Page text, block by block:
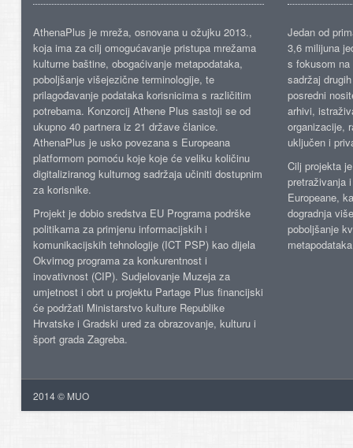
AthenaPlus je mreža, osnovana u ožujku 2013.,
koja ima za cilj omogućavanje pristupa mrežama
kulturne baštine, obogaćivanje metapodataka,
poboljšanje višejezične terminologije, te
prilagođavanje podataka korisnicima s različitim
potrebama. Konzorcij Athene Plus sastoji se od
ukupno 40 partnera iz 21 države članice.
AthenaPlus je usko povezana s Europeana
platformom pomoću koje koje će veliku količinu
digitaliziranog kulturnog sadržaja učiniti dostupnim
za korisnike.
Projekt je dobio sredstva EU Programa podrške
politikama za primjenu informacijskih i
komunikacijskih tehnologije (ICT PSP) kao dijela
Okvirnog programa za konkurentnost i
inovativnost (CIP). Sudjelovanje Muzeja za
umjetnost i obrt u projektu Partage Plus financijski
će podržati Ministarstvo kulture Republike
Hrvatske i Gradski ured za obrazovanje, kulturu i
šport grada Zagreba.
Jedan od
3,6 milijuna
s fokusom
sadržaj
posredni
arhivi,
organizacije,
uključen i
Cilj projekta
pretraživanja
Europeane,
dogradnja
poboljšanje
2014 © MUO